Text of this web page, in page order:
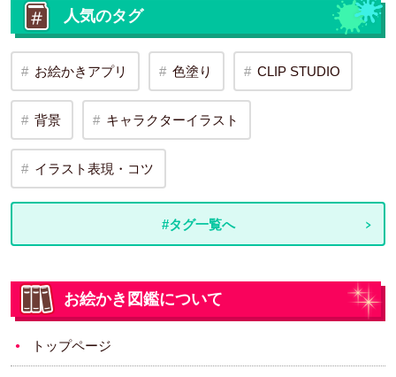
人気のタグ
お絵かきアプリ 色塗り CLIP STUDIO
背景 キャラクターイラスト
イラスト表現・コツ
#タグ一覧へ
お絵かき図鑑について
トップページ